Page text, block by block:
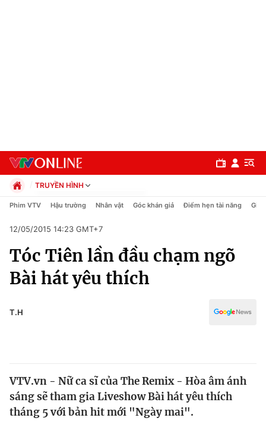
Chuyên mục
Chính trị
Thế giới
TRUYỀN HÌNH
Chính trị
Pháp luật
Kinh tế
Thể thao
Truyền hình
Phim VTV Hậu trường Nhân vật Góc khán giả Điểm hẹn tài năng Giải
12/05/2015 14:23 GMT+7
Tóc Tiên lần đầu chạm ngõ
Bài hát yêu thích
T.H
VTV.vn - Nữ ca sĩ của The Remix - Hòa âm ánh
sáng sẽ tham gia Liveshow Bài hát yêu thích
tháng 5 với bản hit mới "Ngày mai".